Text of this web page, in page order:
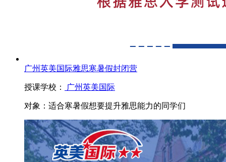
广州英美国际雅思寒暑假封闭营
授课学校： 广州英美国际
对象： 适合寒暑假想要提升雅思能力的同学们